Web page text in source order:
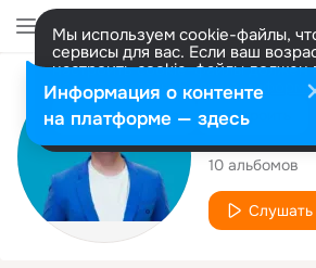
Мы используем cookie-файлы,
сервисы для вас. Если ваш
настроить cookie-файлы должен
представитель. Больше
Разрешить все Настроить
Сергей
10 альбомов
Слушать
Информация о контенте
на платформе — здесь